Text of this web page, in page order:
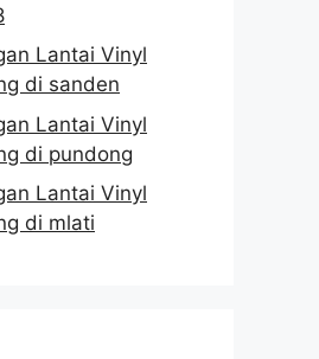
Lantai Vinyl
di sanden
Lantai Vinyl
di pundong
Lantai Vinyl
di mlati